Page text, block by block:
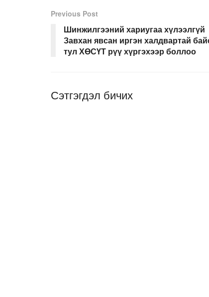
Previous Post
Шинжилгээний хариугаа хүлээлгүй
Завхан явсан иргэн халдвартай
тул ХӨСҮТ рүү хүргэхээр боллоо
Сэтгэгдэл бичих